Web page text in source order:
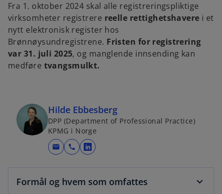
Fra 1. oktober 2024 skal alle registreringspliktige
virksomheter registrere reelle rettighetshavere i et
nytt elektronisk register hos
Brønnøysundregistrene. Fristen for registrering
var 31. juli 2025, og manglende innsending kan
medføre tvangsmulkt.
Hilde Ebbesberg
DPP (Department of Professional Practice)
KPMG i Norge
mail call
o
n
Formål og hvem som omfattes